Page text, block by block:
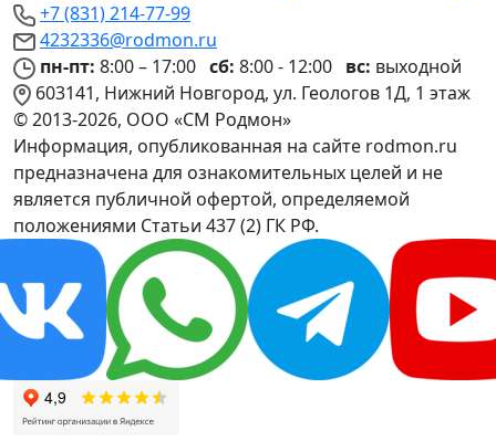
+7 (831) 214-77-99
4232336@rodmon.ru
пн-пт: 8:00 – 17:00 сб: 8:00 - 12:00 вс: выходной
603141, Нижний Новгород, ул. Геологов 1Д, 1 этаж
© 2013-2026, ООО «СМ Родмон»
Информация, опубликованная на сайте rodmon.ru
предназначена для ознакомительных целей и не
является публичной офертой, определяемой
положениями Статьи 437 (2) ГК РФ.